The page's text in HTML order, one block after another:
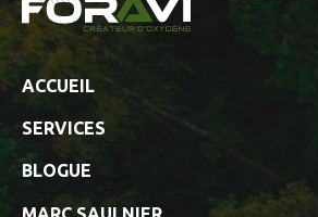
ACCUEIL
SERVICES
BLOGUE